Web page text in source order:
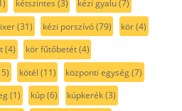
kétszintes (3) kézi gyalu(7)
(31) kézi porszívó(79) kör(4)
(4) kör fűtőbetét(4)
kötél (11) központi egység(7)
(1) kúp(6) kúpkerék(3)